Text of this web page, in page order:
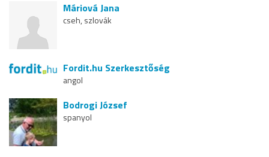
Máriová Jana
cseh, szlovák
Fordit.hu Szerkesztőség
angol
Bodrogi József
spanyol